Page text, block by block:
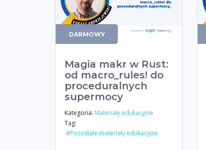
Magia makr w Rust:
od macro_rules! do
proceduralnych
supermocy
Kategoria: Materiały edukacyjne
Tag:
#Pozostałe materiały edukacyjne
DARMOWY